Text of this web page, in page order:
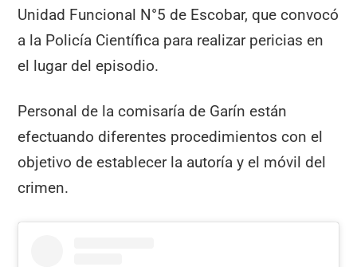
Unidad Funcional N°5 de Escobar, que convocó
a la Policía Científica para realizar pericias en
el lugar del episodio.
Personal de la comisaría de Garín están
efectuando diferentes procedimientos con el
objetivo de establecer la autoría y el móvil del
crimen.